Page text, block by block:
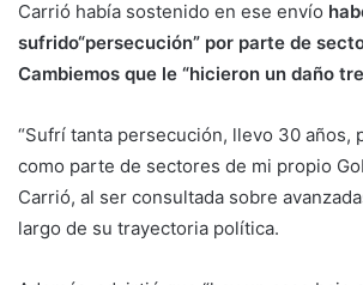
Carrió había sostenido en ese envío
sufrido“persecución” por parte de
Cambiemos que le “hicieron un daño
“Sufrí tanta persecución, llevo 30 años,
como parte de sectores de mi propio
Carrió, al ser consultada sobre
largo de su trayectoria política.